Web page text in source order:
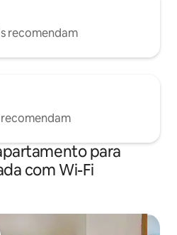
recomendam
para
com Wi-Fi